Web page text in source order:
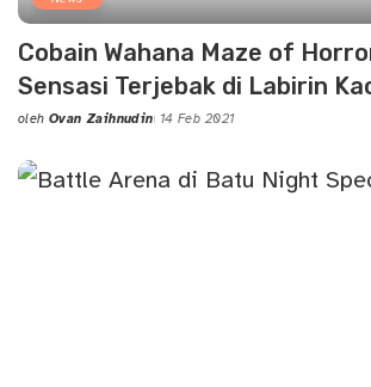
Cobain Wahana Maze of
Sensasi Terjebak di Labirin
Posted
oleh Ovan Zaihnudin 14 Feb 2021